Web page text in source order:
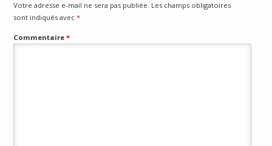
Votre adresse e-mail ne sera pas publiée. Les champs obligatoires
sont indiqués avec*
Commentaire*